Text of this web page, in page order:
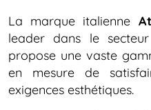
La marque italienne
leader dans le
propose une vaste
en mesure de
exigences esthétiques.